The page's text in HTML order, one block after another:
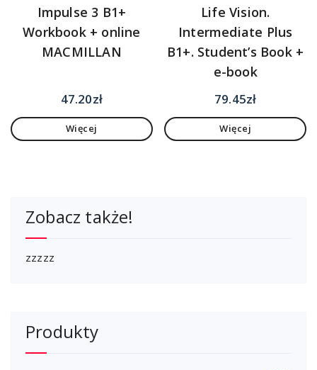
Impulse 3 B1+
Workbook + online
MACMILLAN
47.20zł
Więcej
Life Vision.
Intermediate Plus
B1+. Student’s Book +
e-book
79.45zł
Więcej
Zobacz także!
zzzzz
Produkty